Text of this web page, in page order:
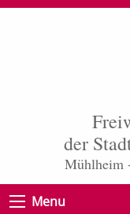
der
Mühlheim
Menu